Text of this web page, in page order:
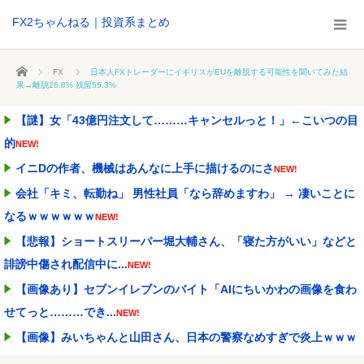
FX2ちゃんねる｜投資系まとめ
ホーム FX
日本人FXトレーダーにイギリスがEUを離脱する可能性を聞いてみた結
果→離脱26.8% 残留55.3%
【謎】女「43億円注文して………キャンセルっと！」←こいつの目
的NEW!
イニDの作者、機械はあんなに上手に描けるのにさNEW!
会社「キミ、転勤ね」 男性社員「なら辞めますわ」 → 凄いことに
なるｗｗｗｗｗｗNEW!
【悲報】ショートスリーパー堀大輔さん、「寝た方がいい」などと
誹謗中傷され配信中に...NEW!
【画像あり】セブンイレブンのバイト「AIにちいかわの画像を食わ
せてっと………でき...NEW!
【画像】みいちゃんと山田さん、日本の警察なめすぎで炎上ｗｗｗ